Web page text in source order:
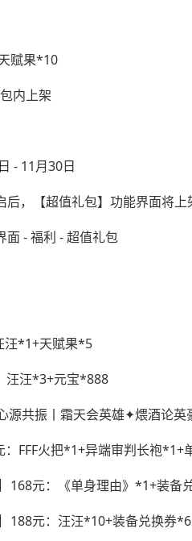
赋果*10
内上架
- 11月30日
后，【超值礼包】功能界面将上
面 - 福利 - 超值礼包
汪*1+天赋果*5
汪汪*3+元宝*888
FFF火把*1+异端审判长袍*1+
▎168元：《单身理由》*1+装备
▎188元：汪汪*10+装备兑换券*6